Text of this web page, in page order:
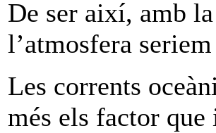
De ser així, amb
l’atmosfera
Les corrents
més els factor